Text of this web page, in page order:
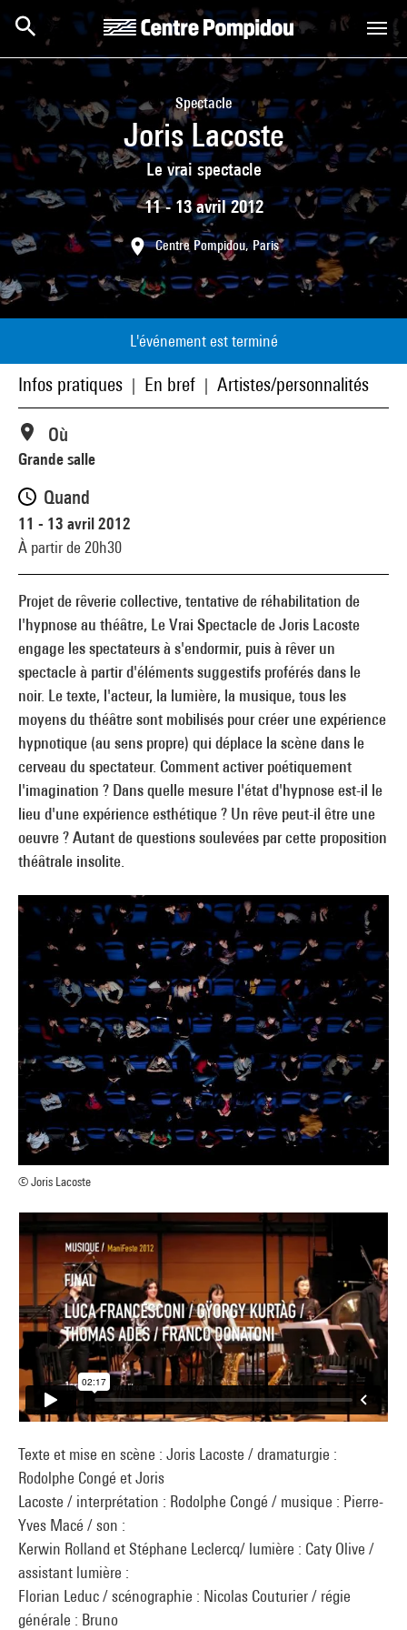
Aller au contenu principal
Centre Pompidou
Spectacle
Joris Lacoste
Le vrai spectacle
11 - 13 avril 2012
Centre Pompidou, Paris
L'événement est terminé
Infos pratiques En bref Artistes/personnalités
Projet de rêverie collective, tentative de réhabilitation de
l'hypnose au théâtre, Le Vrai Spectacle de Joris Lacoste
engage les spectateurs à s'endormir, puis à rêver un
spectacle à partir d'éléments suggestifs proférés dans le
noir. Le texte, l'acteur, la lumière, la musique, tous les
moyens du théâtre sont mobilisés pour créer une expérience
hypnotique (au sens propre) qui déplace la scène dans le
cerveau du spectateur. Comment activer poétiquement
l'imagination ? Dans quelle mesure l'état d'hypnose est-il le
lieu d'une expérience esthétique ? Un rêve peut-il être une
oeuvre ? Autant de questions soulevées par cette proposition
théâtrale insolite.
© Joris Lacoste
Texte et mise en scène : Joris Lacoste / dramaturgie :
Rodolphe Congé et Joris
Lacoste / interprétation : Rodolphe Congé / musique : Pierre-
Yves Macé / son :
Kerwin Rolland et Stéphane Leclercq/ lumière : Caty Olive /
assistant lumière :
Florian Leduc / scénographie : Nicolas Couturier / régie
générale : Bruno
Où
Grande salle
Quand
11 - 13 avril 2012
À partir de 20h30